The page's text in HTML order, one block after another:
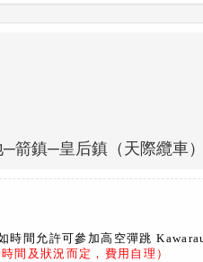
箭鎮─皇后鎮（天際纜車
時間允許可參加高空彈跳
間及狀況而定，費用自理）